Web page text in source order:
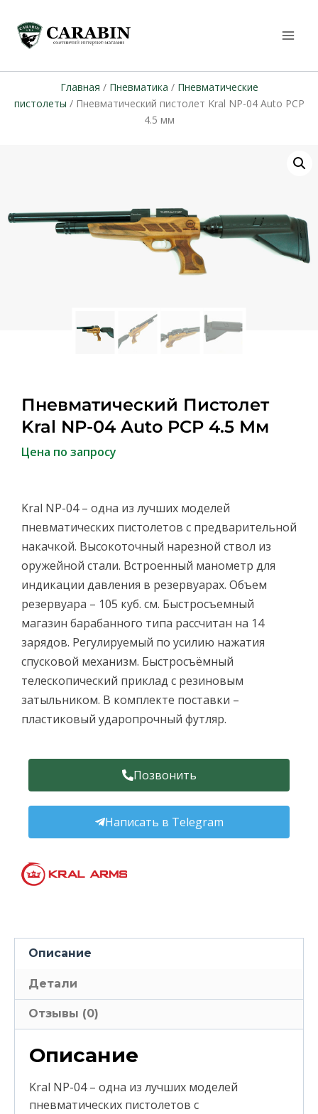
Главная / Пневматика / Пневматические
пистолеты / Пневматический пистолет Kral NP-04 Auto PCP
4.5 мм
Пневматический Пистолет
Kral NP-04 Auto PCP 4.5 Мм
Цена по запросу
Kral NP-04 – одна из лучших моделей
пневматических пистолетов с предварительной
накачкой. Высокоточный нарезной ствол из
оружейной стали. Встроенный манометр для
индикации давления в резервуарах. Объем
резервуара – 105 куб. см. Быстросъемный
магазин барабанного типа рассчитан на 14
зарядов. Регулируемый по усилию нажатия
спусковой механизм. Быстросъёмный
телескопический приклад с резиновым
затыльником. В комплекте поставки –
пластиковый ударопрочный футляр.
Позвонить
Написать в Telegram
Описание
Детали
Отзывы (0)
Описание
Kral NP-04 – одна из лучших моделей
пневматических пистолетов с